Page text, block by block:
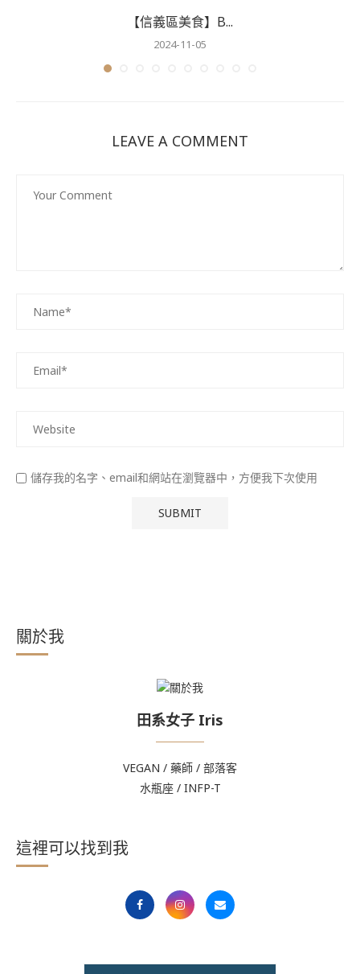
【信義區美食】B...
2024-11-05
LEAVE A COMMENT
儲存我的名字、email和網站在瀏覽器中，方便我下次使用
關於我
田系女子 Iris
VEGAN / 藥師 / 部落客
水瓶座 / INFP-T
這裡可以找到我